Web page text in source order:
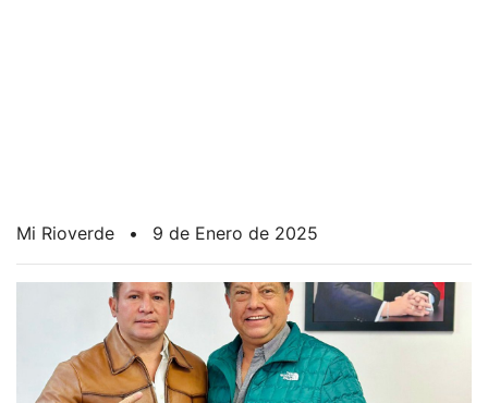
Mi Rioverde • 9 de Enero de 2025